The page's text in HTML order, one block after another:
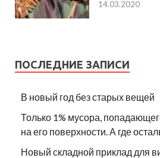
14.03.2020
ПОСЛЕДНИЕ ЗАПИСИ
В новый год без старых вещей
Только 1% мусора,
на его поверхности. А где
Новый складной приклад для